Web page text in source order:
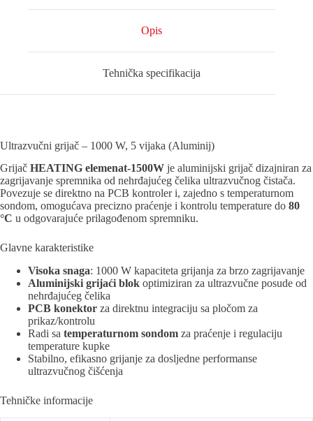
Opis
Tehnička specifikacija
Ultrazvučni grijač – 1000 W, 5 vijaka (Aluminij)
Grijač HEATING elemenat-1500W je aluminijski grijač dizajniran za
zagrijavanje spremnika od nehrđajućeg čelika ultrazvučnog čistača.
Povezuje se direktno na PCB kontroler i, zajedno s temperaturnom
sondom, omogućava precizno praćenje i kontrolu temperature do 80
°C u odgovarajuće prilagođenom spremniku.
Glavne karakteristike
Visoka snaga: 1000 W kapaciteta grijanja za brzo zagrijavanje
Aluminijski grijaći blok optimiziran za ultrazvučne posude od
nehrđajućeg čelika
PCB konektor za direktnu integraciju sa pločom za
prikaz/kontrolu
Radi sa temperaturnom sondom za praćenje i regulaciju
temperature kupke
Stabilno, efikasno grijanje za dosljedne performanse
ultrazvučnog čišćenja
Tehničke informacije